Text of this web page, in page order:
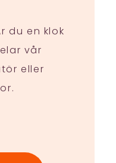
du en klok
vår
eller